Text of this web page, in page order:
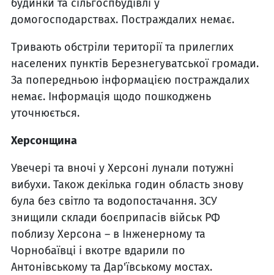
будинки та сільгоспбудівлі у
домогосподарствах. Постраждалих немає.
Тривають обстріли території та прилеглих
населених пунктів Березнегуватської громади.
За попередньою інформацією постраждалих
немає. Інформація щодо пошкоджень
уточнюється.
Херсонщина
Увечері та вночі у Херсоні лунали потужні
вибухи. Також декілька годин область знову
була без світло та водопостачання. ЗСУ
знищили склади боєприпасів військ РФ
поблизу Херсона – в Інженерному та
Чорнобаївці і вкотре вдарили по
Антонівському та Дар'ївському мостах.